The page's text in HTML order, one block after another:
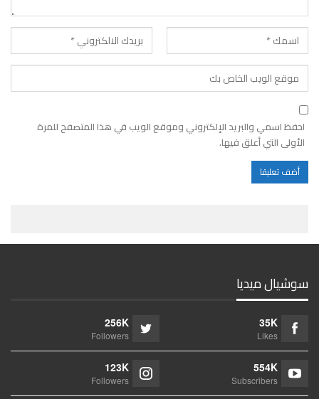
احفظ اسمي والبريد الإلكتروني وموقع الويب في هذا المتصفح للمرة
الأولى التي أعلق فيها.
سوشيال ميديا
35K
Likes
256K
Followers
554K
Subscribers
123K
Followers